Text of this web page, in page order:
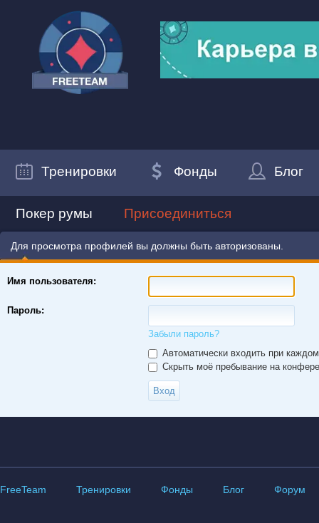
Тренировки Фонды Блог
Покер румы Присоединиться
Для просмотра профилей вы должны быть авторизованы.
Имя пользователя:
Пароль:
Забыли пароль?
Автоматически входить при
Скрыть моё пребывание на
FreeTeam Тренировки Фонды Блог Форум